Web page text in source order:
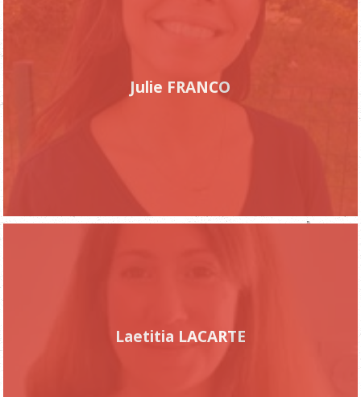
Julie FRANCO
Laetitia LACARTE